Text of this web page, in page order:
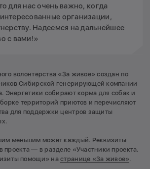
для нас очень важно, когда
организации,
Надеемся на дальнейшее
с вами!»
волонтерства «За живое» создан по
Сибирской генерирующей компании
Энергетики собирают корма для собак и
территорий приютов и перечисляют
для поддержки центров защиты
меньшим может каждый. Реквизиты
проекта — в разделе «Участники проекта.
помощи» настранице «За живое».